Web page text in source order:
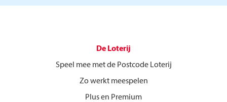
De Loterij
Speel mee met de Postcode Loterij
Zo werkt meespelen
Plus en Premium